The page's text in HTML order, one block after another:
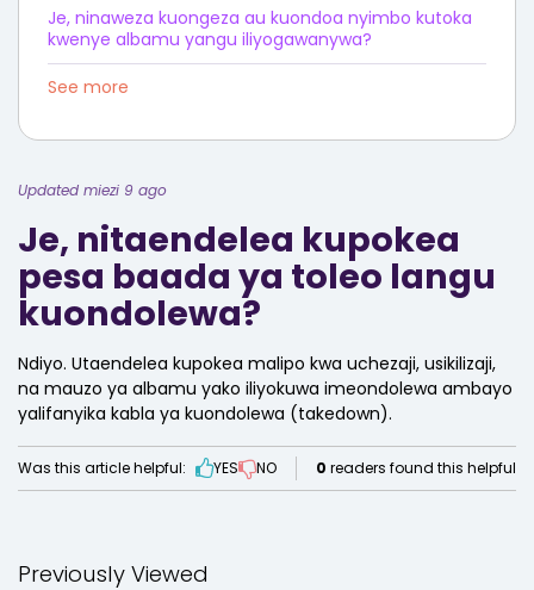
Je, ninaweza kuongeza au kuondoa nyimbo kutoka
kwenye albamu yangu iliyogawanywa?
See more
Updated miezi 9 ago
Je, nitaendelea kupokea
pesa baada ya toleo langu
kuondolewa?
Ndiyo. Utaendelea kupokea malipo kwa uchezaji, usikilizaji,
na mauzo ya albamu yako iliyokuwa imeondolewa ambayo
yalifanyika kabla ya kuondolewa (takedown).
Was this article helpful: YES NO 0 readers found this helpful
Previously Viewed